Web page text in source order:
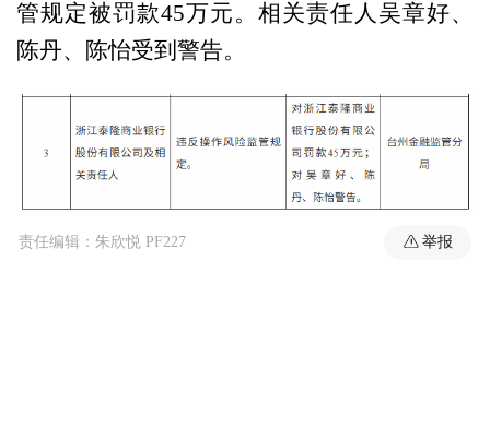
管规定被罚款45万元。相关责任人吴章好、
陈丹、陈怡受到警告。
责任编辑：朱欣悦 PF227 举报